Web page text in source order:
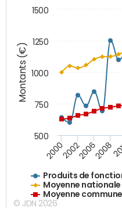
Montants (€)
Produits de
Moyenne nationale
Moyenne
2000200220062008
500
750
1000
1250
1500
© JDN 2026